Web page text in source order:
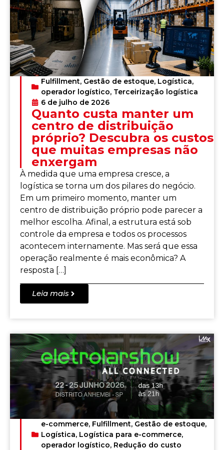
Fulfillment, Gestão de estoque, Logística,
operador logístico, Terceirização logística
6 de julho de 2026
Quanto custa manter um
centro de distribuição
próprio? Descubra os custos
que muitas empresas não
enxergam
À medida que uma empresa cresce, a
logística se torna um dos pilares do negócio.
Em um primeiro momento, manter um
centro de distribuição próprio pode parecer a
melhor escolha. Afinal, a estrutura está sob
controle da empresa e todos os processos
acontecem internamente. Mas será que essa
operação realmente é mais econômica? A
resposta […]
Leia mais
e-commerce, Fulfillment, Gestão de estoque,
Logística, Logística para e-commerce,
operador logístico, Redução do custo